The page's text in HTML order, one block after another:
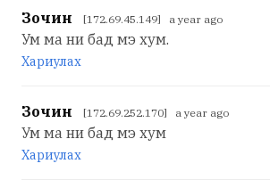
Зочин [172.69.45.149] a year ago
Ум ма ни бад мэ хум.
Хариулах
Зочин [172.69.252.170] a year ago
Ум ма ни бад мэ хум
Хариулах